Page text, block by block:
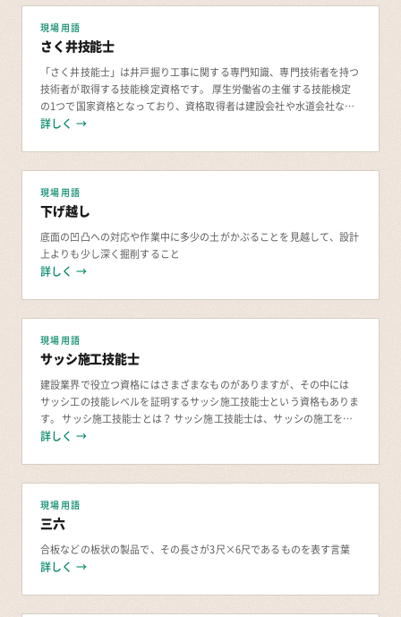
現場用語
さく井技能士
「さく井技能士」は井戸掘り工事に関する専門知識、専門技術者を持つ
技術者が取得する技能検定資格です。 厚生労働省の主催する技能検定
の1つで国家資格となっており、資格取得者は建設会社や水道会社など
詳しく →
現場用語
下げ越し
底面の凹凸への対応や作業中に多少の土がかぶることを見越して、設計
上よりも少し深く掘削すること
詳しく →
現場用語
サッシ施工技能士
建設業界で役立つ資格にはさまざまなものがありますが、その中には
サッシ工の技能レベルを証明するサッシ施工技能士という資格もありま
す。 サッシ施工技能士とは？ サッシ施工技能士は、サッシの施工を行
う仕事に役立ちます。サッシは建物の種類の種類
詳しく →
現場用語
三六
合板などの板状の製品で、その長さが3尺×6尺であるものを表す言葉
詳しく →